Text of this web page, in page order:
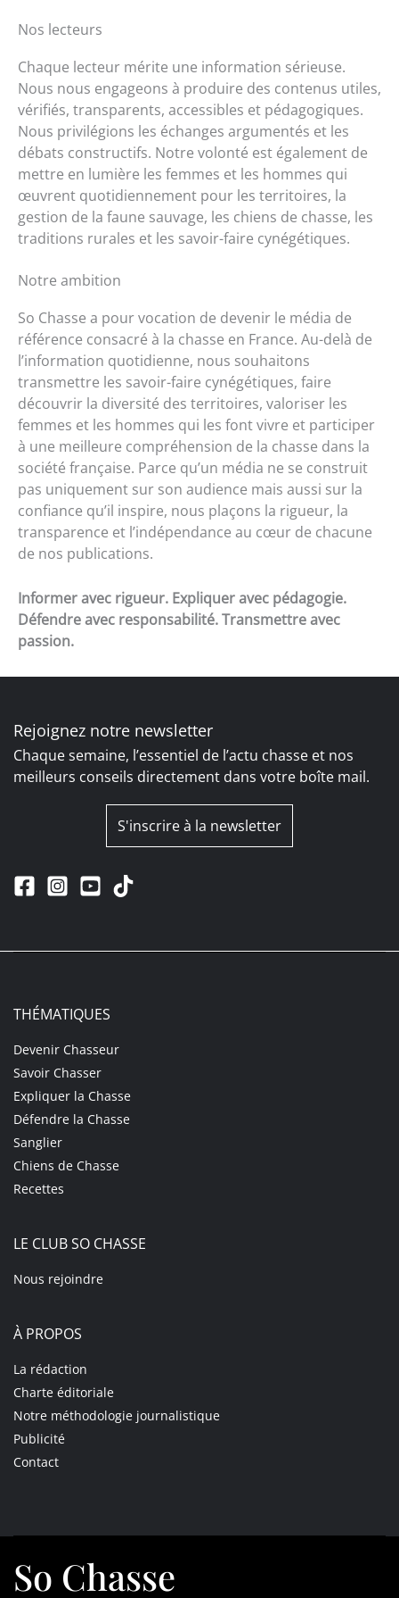
Nos lecteurs
Chaque lecteur mérite une information sérieuse.
Nous nous engageons à produire des contenus utiles,
vérifiés, transparents, accessibles et pédagogiques.
Nous privilégions les échanges argumentés et les
débats constructifs. Notre volonté est également de
mettre en lumière les femmes et les hommes qui
œuvrent quotidiennement pour les territoires, la
gestion de la faune sauvage, les chiens de chasse, les
traditions rurales et les savoir-faire cynégétiques.
Notre ambition
So Chasse a pour vocation de devenir le média de
référence consacré à la chasse en France. Au-delà de
l’information quotidienne, nous souhaitons
transmettre les savoir-faire cynégétiques, faire
découvrir la diversité des territoires, valoriser les
femmes et les hommes qui les font vivre et participer
à une meilleure compréhension de la chasse dans la
société française. Parce qu’un média ne se construit
pas uniquement sur son audience mais aussi sur la
confiance qu’il inspire, nous plaçons la rigueur, la
transparence et l’indépendance au cœur de chacune
de nos publications.
Informer avec rigueur. Expliquer avec pédagogie.
Défendre avec responsabilité. Transmettre avec
passion.
Rejoignez notre newsletter
Chaque semaine, l’essentiel de l’actu chasse et nos
meilleurs conseils directement dans votre boîte mail.
S'inscrire à la newsletter
THÉMATIQUES
Devenir Chasseur
Savoir Chasser
Expliquer la Chasse
Défendre la Chasse
Sanglier
Chiens de Chasse
Recettes
LE CLUB SO CHASSE
Nous rejoindre
À PROPOS
La rédaction
Charte éditoriale
Notre méthodologie journalistique
Publicité
Contact
So Chasse